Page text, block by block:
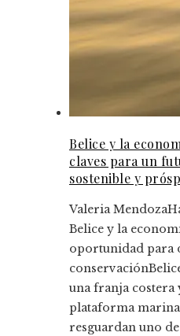
Belice y la
claves para un
sostenible y
Valeria Mendoza
Belice y la
oportunidad para
una franja costera
plataforma
resguardan uno